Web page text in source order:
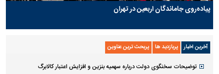
پیاده‌روی جاماندگان اربعین در تهران
آخرین اخبار پربازدید ها پربحث ترین عناوین
توضیحات سخنگوی دولت درباره سهمیه بنزین و افزایش اعتبار کالابرگ